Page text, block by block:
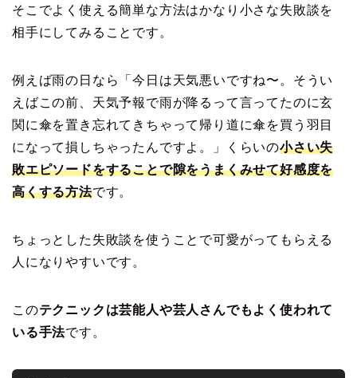
そこでよく使える簡単な方法はかなり小さな失敗談を
相手にしてみることです。
例えば雨の日なら「今日は天気悪いですね〜。そうい
えばこの前、天気予報で雨が降るって言ってたのに玄
関に傘を置き忘れてきちゃって帰り道に傘を買う羽目
になって損しちゃったんですよ。」くらいの小さい失
敗エピソードをすることで隙をうまくみせて好感度を
高くする方法です。
ちょっとした失敗談を使うことで可愛がってもらえる
人になりやすいです。
このテクニックは芸能人や芸人さんでもよく使われて
いる手法です。